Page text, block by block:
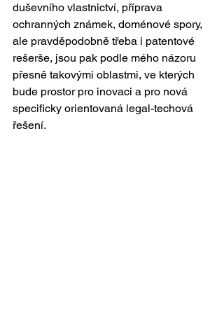
duševního vlastnictví, příprava
ochranných známek, doménové spory,
ale pravděpodobně třeba i patentové
rešerše, jsou pak podle mého názoru
přesně takovými oblastmi, ve kterých
bude prostor pro inovaci a pro nová
specificky orientovaná legal-techová
řešení.